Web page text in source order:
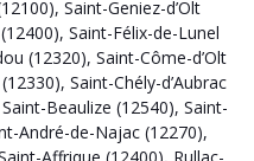
, Saint-Geniez-d’Olt
, Saint-Félix-de-Lunel
(12320), Saint-Côme-d’Olt
, Saint-Chély-d’Aubrac
Saint-Beaulize (12540), Saint-
André-de-Najac (12270),